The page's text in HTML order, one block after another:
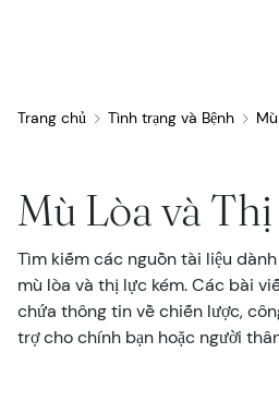
Tất Cả Các Tình Trạng
Liên quan
Mỹ phẩm
Giải Phẫu Mắt
Thuốc và Dược Phẩm
Biện pháp điều trị
Kính Áp Tròng
Kính mắt
Coverage and Benefits
Mối Quan Tâm của
Tin tức
Tình trạng và
Chăm Sóc Mắt
Điều Trị và
Trang chủ Tình trạng và Bệnh
Mù Lòa và
Tìm kiếm các nguồn tài liệu
mù lòa và thị lực kém. Các bài
chứa thông tin về chiến lược,
trợ cho chính bạn hoặc người